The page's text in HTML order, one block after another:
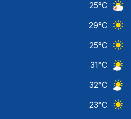
25°C
29°C
25°C
31°C
32°C
23°C